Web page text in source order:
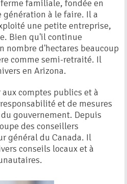
familiale, fondée en
à le faire. Il a
une petite entreprise,
Bien qu'il continue
nombre d'hectares beaucoup
comme semi-retraité. Il
en Arizona.
comptes publics et à
et de mesures
gouvernement. Depuis
des conseillers
général du Canada. Il
conseils locaux et à